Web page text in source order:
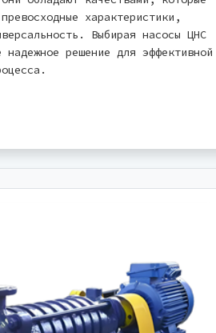
характеристики,
Выбирая насосы ЦНС
решение для эффективной